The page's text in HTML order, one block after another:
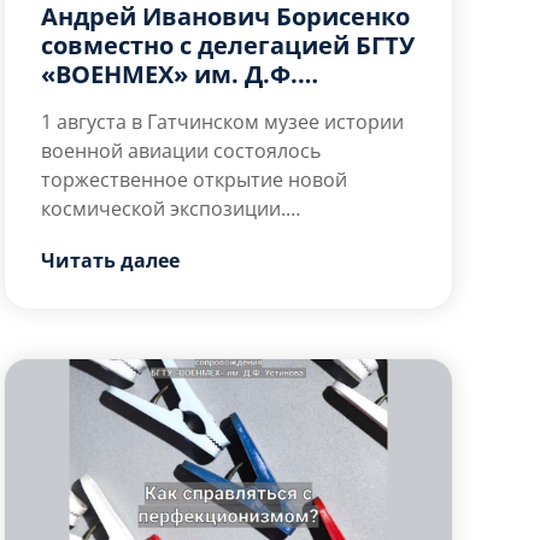
Андрей Иванович Борисенко
совместно с делегацией БГТУ
«ВОЕНМЕХ» им. Д.Ф.
космическую экспозицию в
Гатчинском музее истории
военной авиации
1 августа в Гатчинском музее истории
военной авиации состоялось
торжественное открытие новой
космической экспозиции.
визит лётчика-космонавта, Героя
совместно с делегацией БГТУ
«ВОЕНМЕХ» им. Д.Ф. Устинова –
университета, ставшего для него
судьбоносным этапом на пути к
орбите.
Геннадий Панев
Читать далее